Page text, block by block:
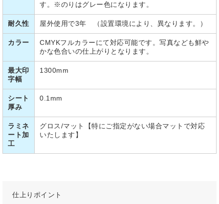
す。※のりはグレー色になります。
耐久性 屋外使用で3年 （設置環境により、異なります。）
カラー
CMYKフルカラーにて対応可能です。写真なども鮮や
かな色合いの仕上がりとなります。
最大印
字幅
1300mm
シート
厚み
0.1mm
ラミネ
ート加
工
グロス/マット【特にご指定がない場合マットで対応
いたします】
仕上りポイント